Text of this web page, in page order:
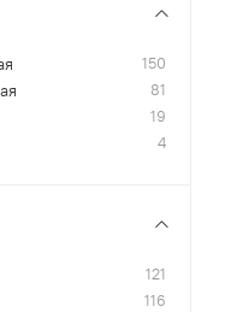
150
81
19
4
121
116